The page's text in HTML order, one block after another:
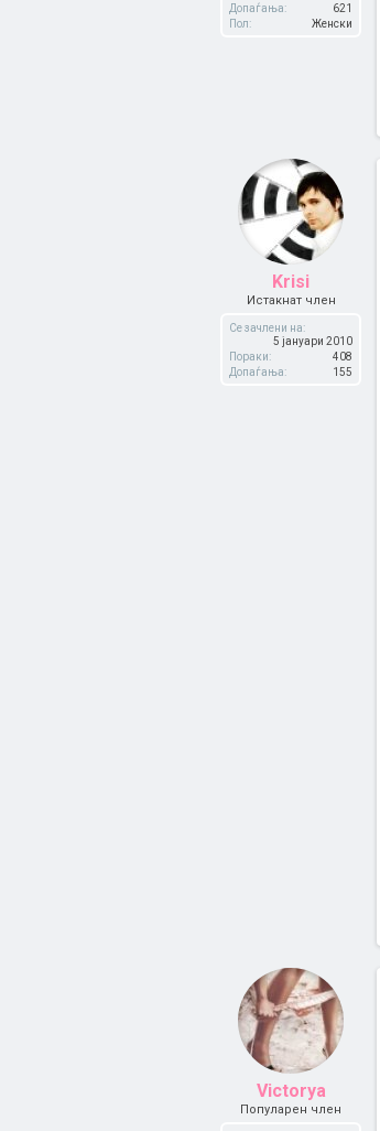
Допаѓања:
621
Пол:
Женски
Krisi
Истакнат член
Се зачлени на:
5 јануари 2010
Пораки:
408
Допаѓања:
155
Victorya
Популарен член